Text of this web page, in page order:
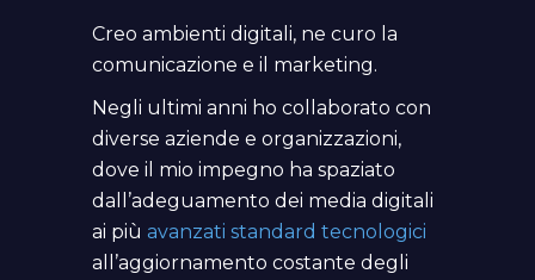
Creo ambienti digitali, ne curo la
comunicazione e il marketing.
Negli ultimi anni ho collaborato con
diverse aziende e organizzazioni,
dove il mio impegno ha spaziato
dall’adeguamento dei media digitali
ai più avanzati standard tecnologici
all’aggiornamento costante degli